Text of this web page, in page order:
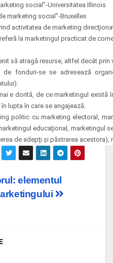
social”-Universitatea Illinois
marketing social”-Bruxelles
activitatea de marketing
la marketingul practicat de
să atragă resurse, altfel decât prin
de fonduri-se se adresează
e dorită, de ce marketingul există
lupta în care se angajează.
politic cu marketing electoral,
educaţional, marketingul
de adepţi şi păstrarea
elementul